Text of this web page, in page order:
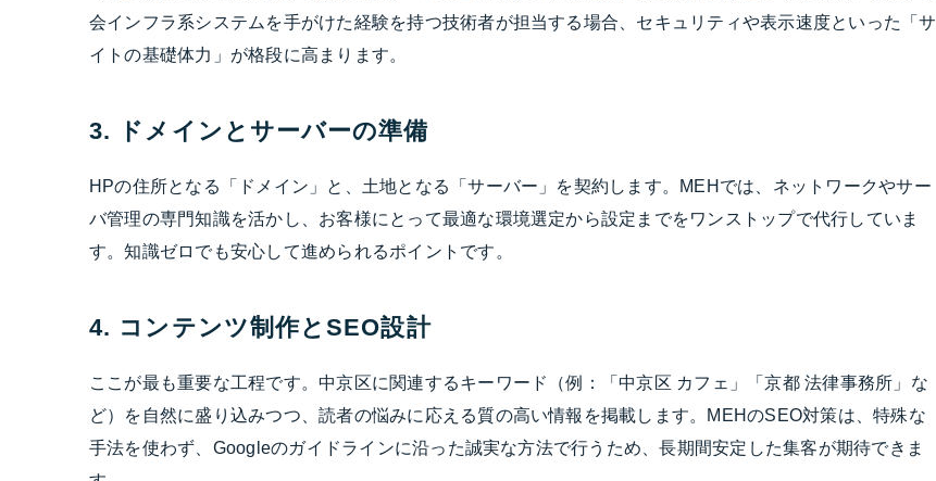
会インフラ系システムを手がけた経験を持つ技術者が担当する場合、セキュリティや表示速度といった「サ
イトの基礎体力」が格段に高まります。
3. ドメインとサーバーの準備
HPの住所となる「ドメイン」と、土地となる「サーバー」を契約します。MEHでは、ネットワークやサー
バ管理の専門知識を活かし、お客様にとって最適な環境選定から設定までをワンストップで代行していま
す。知識ゼロでも安心して進められるポイントです。
4. コンテンツ制作とSEO設計
ここが最も重要な工程です。中京区に関連するキーワード（例：「中京区 カフェ」「京都 法律事務所」な
ど）を自然に盛り込みつつ、読者の悩みに応える質の高い情報を掲載します。MEHのSEO対策は、特殊な
手法を使わず、Googleのガイドラインに沿った誠実な方法で行うため、長期間安定した集客が期待できま